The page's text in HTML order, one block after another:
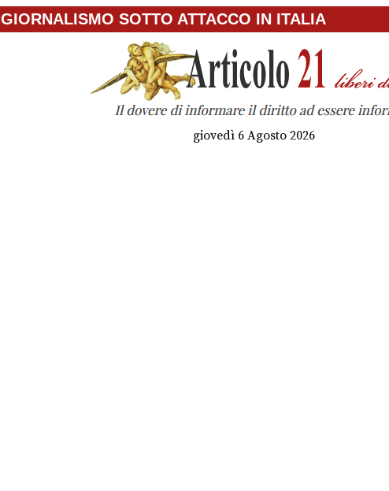
GIORNALISMO SOTTO ATTACCO IN ITALIA
giovedì 6 Agosto 2026